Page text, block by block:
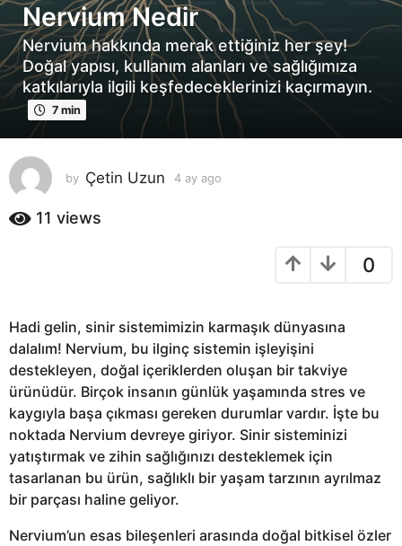
a
y
a
g
o
4
a
y
a
o
Nervium Nedir
Nervium hakkında merak ettiğiniz her şey!
Doğal yapısı, kullanım alanları ve sağlığımıza
katkılarıyla ilgili keşfedeceklerinizi kaçırmayın.
7 min
by Çetin Uzun 4 ay ago
11 views
0
Hadi gelin, sinir sistemimizin karmaşık dünyasına
dalalım! Nervium, bu ilginç sistemin işleyişini
destekleyen, doğal içeriklerden oluşan bir takviye
ürünüdür. Birçok insanın günlük yaşamında stres ve
kaygıyla başa çıkması gereken durumlar vardır. İşte bu
noktada Nervium devreye giriyor. Sinir sisteminizi
yatıştırmak ve zihin sağlığınızı desteklemek için
tasarlanan bu ürün, sağlıklı bir yaşam tarzının ayrılmaz
bir parçası haline geliyor.
Nervium’un esas bileşenleri arasında doğal bitkisel özler